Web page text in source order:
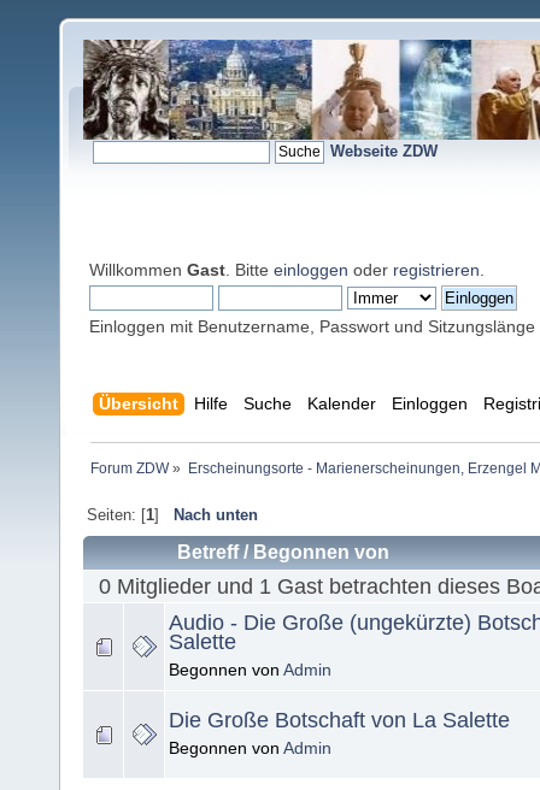
Webseite ZDW
Willkommen Gast . Bitte einloggen oder registrieren
Einloggen mit Benutzername, Passwort und Sitzungslänge
Übersicht Hilfe Suche Kalender Einloggen
Forum ZDW» Erscheinungsorte - Marienerscheinungen, Erzengel
Seiten: [1] Nach unten
Betreff/ Begonnen von
0 Mitglieder und 1 Gast betrachten dieses
Audio - Die Große (ungekürzte)
Salette
Begonnen von Admin
Die Große Botschaft von La Salette
Begonnen von Admin